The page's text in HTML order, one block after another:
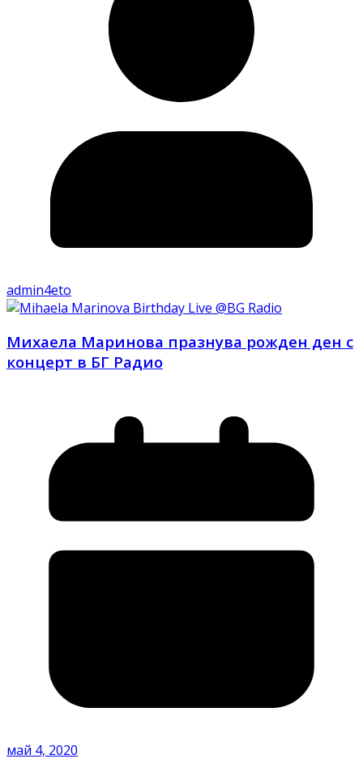
admin4eto
Михаела Маринова празнува рожден ден с
концерт в БГ Радио
май 4, 2020